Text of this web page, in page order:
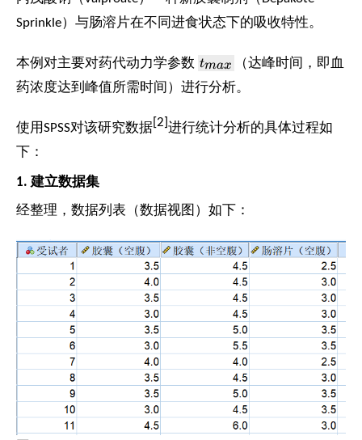
Sprinkle）与肠溶片在不同进食状态下的吸收特性。
本例对主要对药代动力学参数 t_{max}
tmax
（达峰时间，即血
药浓度达到峰值所需时间）进行分析。
使用SPSS对该研究数据 [2] 进行统计分析的具体过程如
下：
1. 建立数据集
经整理，数据列表（数据视图）如下：